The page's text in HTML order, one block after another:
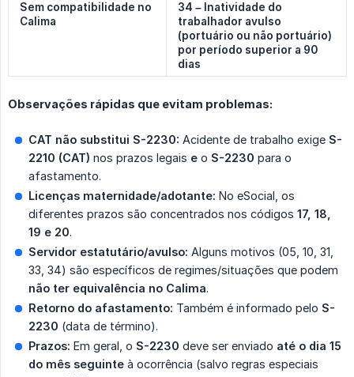
Sem compatibilidade no
Calima
34 – Inatividade do
trabalhador avulso
(portuário ou não portuário)
por período superior a 90
dias
Observações rápidas que evitam problemas:
CAT não substitui S-2230: Acidente de trabalho exige S-
2210 (CAT) nos prazos legais e o S-2230 para o
afastamento.
Licenças maternidade/adotante: No eSocial, os
diferentes prazos são concentrados nos códigos 17, 18,
19 e 20.
Servidor estatutário/avulso: Alguns motivos (05, 10, 31,
33, 34) são específicos de regimes/situações que podem
não ter equivalência no Calima.
Retorno do afastamento: Também é informado pelo S-
2230 (data de término).
Prazos: Em geral, o S-2230 deve ser enviado até o dia 15
do mês seguinte à ocorrência (salvo regras especiais